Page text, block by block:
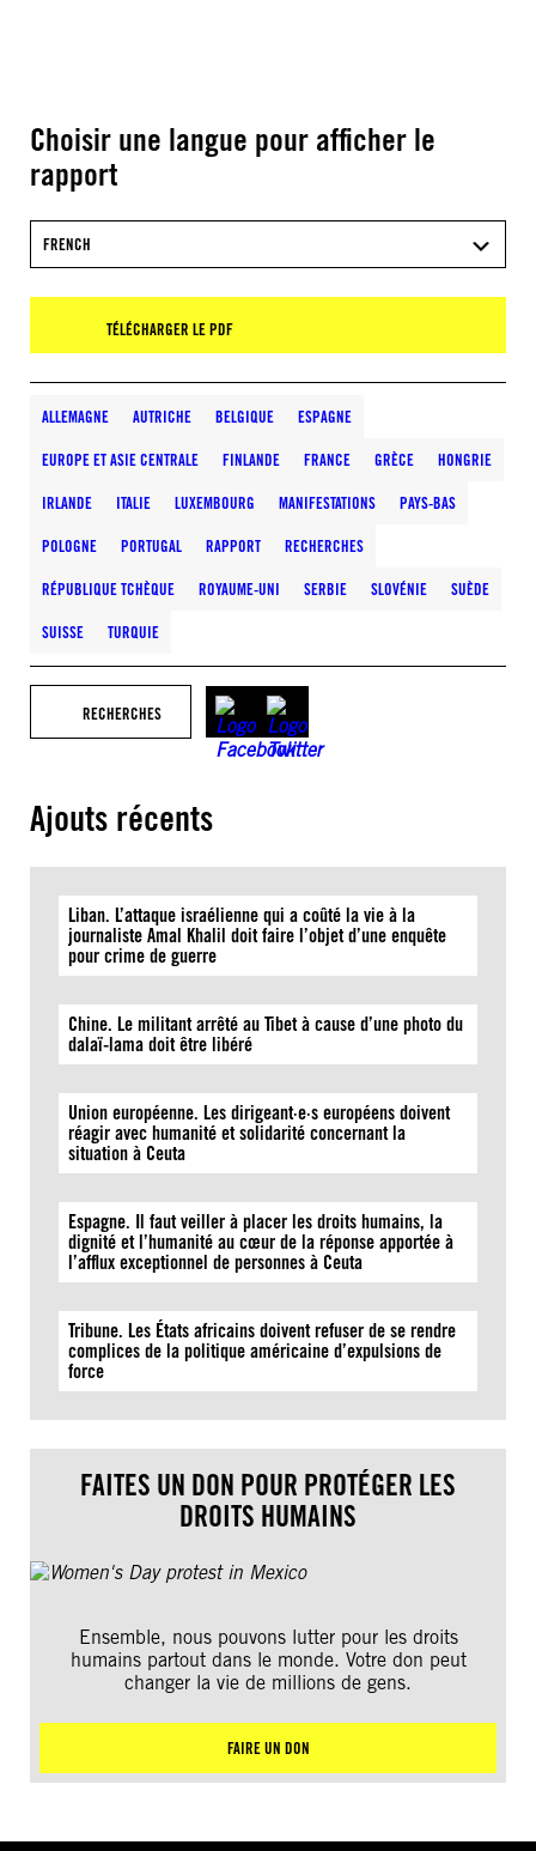
Choisir une langue pour afficher le
rapport
FRENCH
TÉLÉCHARGER LE PDF
ALLEMAGNE AUTRICHE BELGIQUE ESPAGNE
EUROPE ET ASIE CENTRALE FINLANDE FRANCE GRÈCE HONGRIE
IRLANDE ITALIE LUXEMBOURG MANIFESTATIONS PAYS-BAS
POLOGNE PORTUGAL RAPPORT RECHERCHES
RÉPUBLIQUE TCHÈQUE ROYAUME-UNI SERBIE SLOVÉNIE SUÈDE
SUISSE TURQUIE
RECHERCHES
Ajouts récents
Liban. L’attaque israélienne qui a coûté la vie à la
journaliste Amal Khalil doit faire l’objet d’une enquête
pour crime de guerre
Chine. Le militant arrêté au Tibet à cause d’une photo du
dalaï-lama doit être libéré
Union européenne. Les dirigeant·e·s européens doivent
réagir avec humanité et solidarité concernant la
situation à Ceuta
Espagne. Il faut veiller à placer les droits humains, la
dignité et l’humanité au cœur de la réponse apportée à
l’afflux exceptionnel de personnes à Ceuta
Tribune. Les États africains doivent refuser de se rendre
complices de la politique américaine d’expulsions de
force
FAITES UN DON POUR PROTÉGER LES
DROITS HUMAINS
Ensemble, nous pouvons lutter pour les droits
humains partout dans le monde. Votre don peut
changer la vie de millions de gens.
FAIRE UN DON